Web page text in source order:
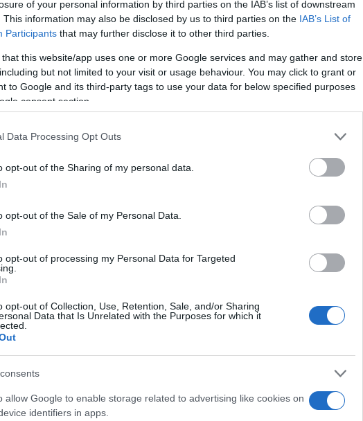
of your personal information by third parties on the IAB’s list of downstream
This information may also be disclosed by us to third parties on the IAB’s List of
Participants that may further disclose it to other third parties.
that this website/app uses one or more Google services and may gather and store
but not limited to your visit or usage behaviour. You may click to grant or
to Google and its third-party tags to use your data for below specified purposes
consent section.
Data Processing Opt Outs
opt-out of the Sharing of my personal data.
opt-out of the Sale of my Personal Data.
opt-out of processing my Personal Data for Targeted
opt-out of Collection, Use, Retention, Sale, and/or Sharing
Data that Is Unrelated with the Purposes for which it
allow Google to enable storage related to advertising like cookies on
identifiers in apps.
attesi, la giornata sarà caratterizzata da
sui temi più attuali come
eventure capital. Inoltre, si svolgeranno gli
per i progetti più innovativi nati dalla